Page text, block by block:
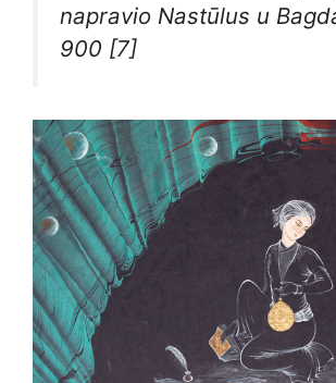
napravio Nastūlus u
900 [7]